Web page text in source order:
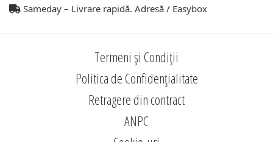
Sameday – Livrare rapidă. Adresă / Easybox
Termeni și Condiții
Politica de Confidențialitate
Retragere din contract
ANPC